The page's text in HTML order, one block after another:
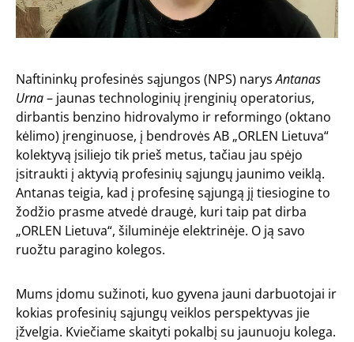
Naftininkų profesinės sąjungos (NPS) narysAntanas
Urna– jaunas technologinių įrenginių operatorius,
dirbantis benzino hidrovalymo ir reformingo (oktano
kėlimo) įrenginuose, į bendrovės AB „ORLEN Lietuva“
kolektyvą įsiliejo tik prieš metus, tačiau jau spėjo
įsitraukti į aktyvią profesinių sąjungų jaunimo veiklą.
Antanas teigia, kad į profesinę sąjungą jį tiesiogine to
žodžio prasme atvedė draugė, kuri taip pat dirba
„ORLEN Lietuva“, šiluminėje elektrinėje. O ją savo
ruožtu paragino kolegos.
Mums įdomu sužinoti, kuo gyvena jauni darbuotojai ir
kokias profesinių sąjungų veiklos perspektyvas jie
įžvelgia. Kviečiame skaityti pokalbį su jaunuoju kolega.